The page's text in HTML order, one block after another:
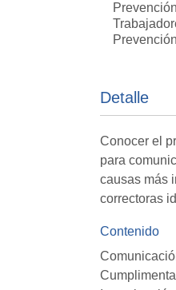
Detalle
Conocer el
para
causas más
correctoras
Contenido